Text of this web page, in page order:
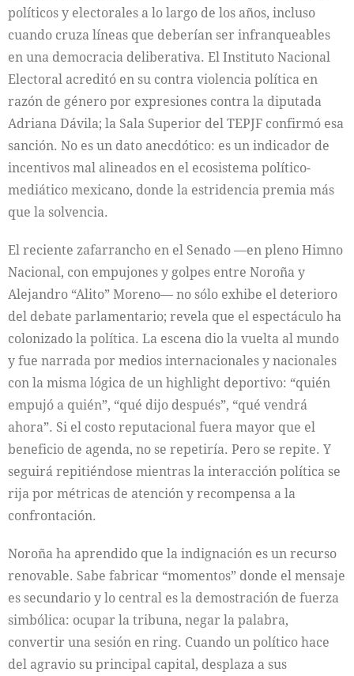
políticos y electorales a lo largo de los años, incluso
cuando cruza líneas que deberían ser infranqueables
en una democracia deliberativa. El Instituto Nacional
Electoral acreditó en su contra violencia política en
razón de género por expresiones contra la diputada
Adriana Dávila; la Sala Superior del TEPJF confirmó esa
sanción. No es un dato anecdótico: es un indicador de
incentivos mal alineados en el ecosistema político-
mediático mexicano, donde la estridencia premia más
que la solvencia.
El reciente zafarrancho en el Senado —en pleno Himno
Nacional, con empujones y golpes entre Noroña y
Alejandro “Alito” Moreno— no sólo exhibe el deterioro
del debate parlamentario; revela que el espectáculo ha
colonizado la política. La escena dio la vuelta al mundo
y fue narrada por medios internacionales y nacionales
con la misma lógica de un highlight deportivo: “quién
empujó a quién”, “qué dijo después”, “qué vendrá
ahora”. Si el costo reputacional fuera mayor que el
beneficio de agenda, no se repetiría. Pero se repite. Y
seguirá repitiéndose mientras la interacción política se
rija por métricas de atención y recompensa a la
confrontación.
Noroña ha aprendido que la indignación es un recurso
renovable. Sabe fabricar “momentos” donde el mensaje
es secundario y lo central es la demostración de fuerza
simbólica: ocupar la tribuna, negar la palabra,
convertir una sesión en ring. Cuando un político hace
del agravio su principal capital, desplaza a sus